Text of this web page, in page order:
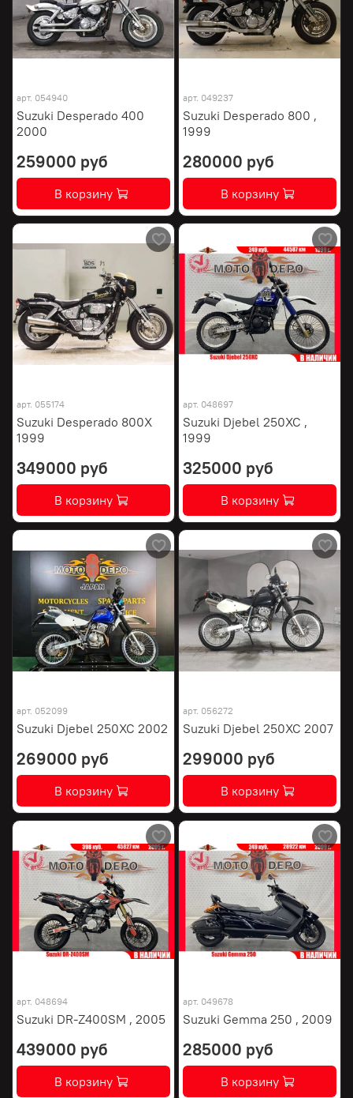
арт. 054940
Suzuki Desperado 400
2000
259000 руб
В корзину
арт. 049237
Suzuki Desperado 800 ,
1999
280000 руб
В корзину
арт. 055174
Suzuki Desperado 800X
1999
349000 руб
В корзину
арт. 048697
Suzuki Djebel 250XC ,
1999
325000 руб
В корзину
арт. 052099
Suzuki Djebel 250XC 2002
269000 руб
В корзину
арт. 056272
Suzuki Djebel 250XC 2007
299000 руб
В корзину
арт. 048694
Suzuki DR-Z400SM , 2005
439000 руб
В корзину
арт. 049678
Suzuki Gemma 250 , 2009
285000 руб
В корзину